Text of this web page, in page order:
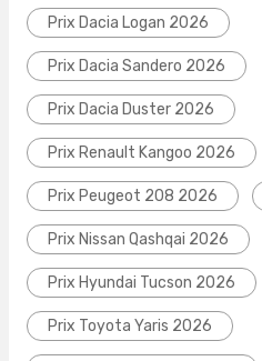
Prix Dacia Logan 2026
Prix Dacia Sandero 2026
Prix Dacia Duster 2026
Prix Renault Kangoo 2026
Prix Peugeot 208 2026
Prix Nissan Qashqai 2026
Prix Hyundai Tucson 2026
Prix Toyota Yaris 2026